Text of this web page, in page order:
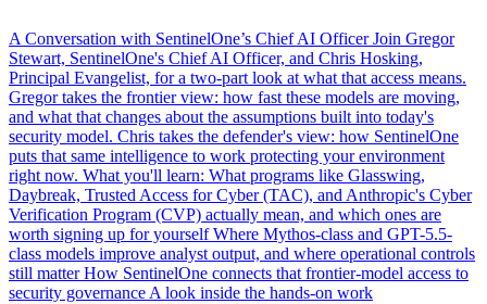
A Conversation with SentinelOne’s Chief AI Officer Join Gregor
Stewart, SentinelOne's Chief AI Officer, and Chris Hosking,
Principal Evangelist, for a two-part look at what that access means.
Gregor takes the frontier view: how fast these models are moving,
and what that changes about the assumptions built into today's
security model. Chris takes the defender's view: how SentinelOne
puts that same intelligence to work protecting your environment
right now. What you'll learn: What programs like Glasswing,
Daybreak, Trusted Access for Cyber (TAC), and Anthropic's Cyber
Verification Program (CVP) actually mean, and which ones are
worth signing up for yourself Where Mythos-class and GPT-5.5-
class models improve analyst output, and where operational controls
still matter How SentinelOne connects that frontier-model access to
security governance A look inside the hands-on work